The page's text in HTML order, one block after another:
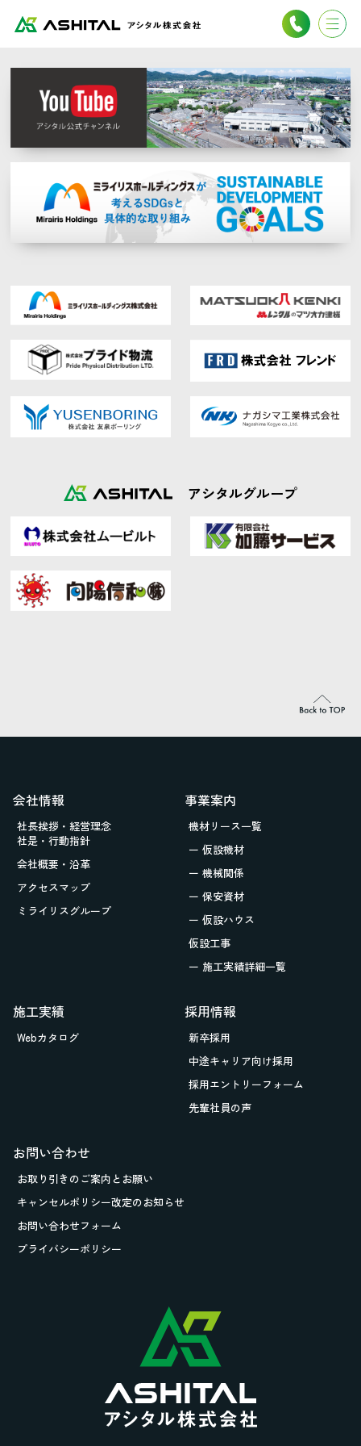
アシタルグループ
会社情報
社長挨拶・経営理念
社是・行動指針
会社概要・沿革
アクセスマップ
ミライリスグループ
事業案内
機材リース一覧
ー 仮設機材
ー 機械関係
ー 保安資材
ー 仮設ハウス
仮設工事
ー 施工実績詳細一覧
施工実績
Webカタログ
採用情報
新卒採用
中途キャリア向け採用
採用エントリーフォーム
先輩社員の声
お問い合わせ
お取り引きのご案内とお願い
キャンセルポリシー改定のお知らせ
お問い合わせフォーム
プライバシーポリシー